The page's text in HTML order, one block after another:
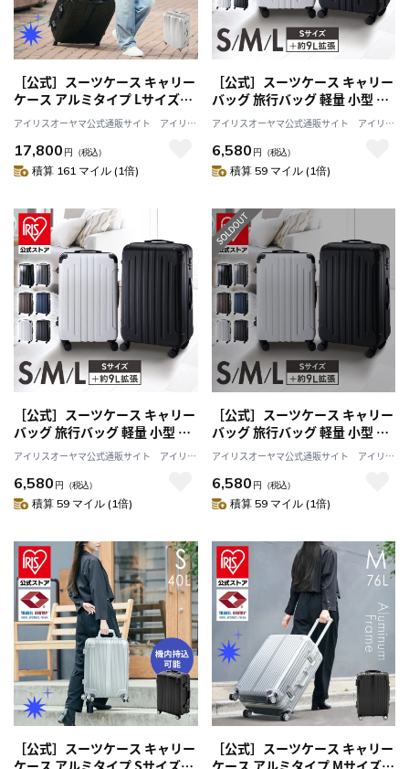
［公式］スーツケース キャリー
ケース アルミタイプ Lサイズ
120L シルバー HY15054 アイリ
スオーヤマ
アイリスオーヤマ公式通販サイト アイリス
17,800 円 （税込）
積算 161 マイル (1倍)
［公式］スーツケース キャリー
バッグ 旅行バッグ 軽量 小型 旅
行 海外旅行 旅行用品 ダブルキ
ャスター TSAロック KD-SCK S
サイズ 40L ブラウン KD-SCK S
アイリスオーヤマ
アイリスオーヤマ公式通販サイト アイリス
6,580 円 （税込）
積算 59 マイル (1倍)
［公式］スーツケース キャリー
バッグ 旅行バッグ 軽量 小型 旅
行 海外旅行 旅行用品 ダブルキ
ャスター TSAロック KD-SCK S
サイズ 40L ネイビー KD-SCKS
アイリスオーヤマ
アイリスオーヤマ公式通販サイト アイリス
6,580 円 （税込）
積算 59 マイル (1倍)
［公式］スーツケース キャリー
バッグ 旅行バッグ 軽量 小型 旅
行 海外旅行 旅行用品 ダブルキ
ャスター TSAロック KD-SCK S
サイズ 40L エンボスホワイト
KD-SCK S アイリスオーヤマ
アイリスオーヤマ公式通販サイト アイリス
6,580 円 （税込）
積算 59 マイル (1倍)
［公式］スーツケース キャリー
ケース アルミタイプ Sサイズ
［公式］スーツケース キャリー
ケース アルミタイプ Mサイズ